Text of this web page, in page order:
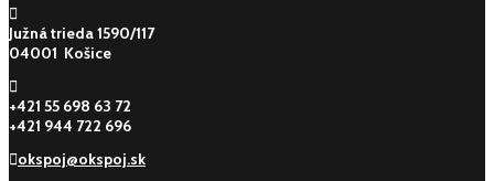
Južná trieda 1590/117
04001 Košice
+421 55 698 63 72
+421 944 722 696
okspoj@okspoj.sk